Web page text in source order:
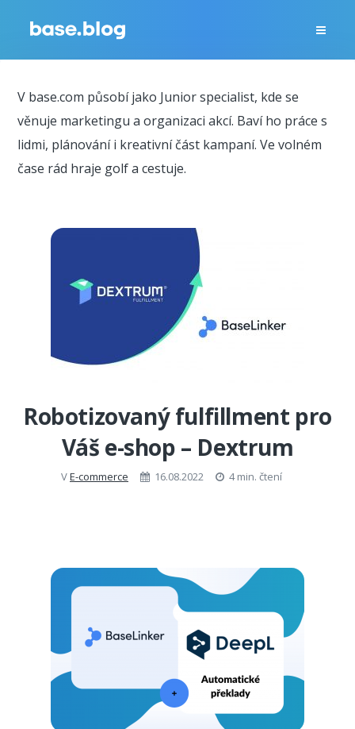
V base.com působí jako Junior specialist, kde se
věnuje marketingu a organizaci akcí. Baví ho práce s
lidmi, plánování i kreativní část kampaní. Ve volném
čase rád hraje golf a cestuje.
Robotizovaný fulfillment pro
Váš e-shop – Dextrum
VE-commerce 16.08.2022 4 min. čtení